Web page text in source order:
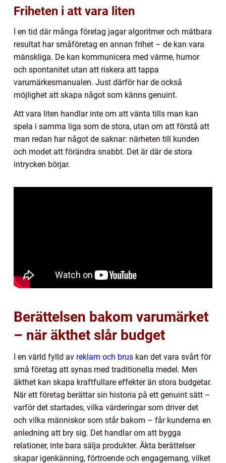
Friheten i att vara liten
I en tid där många företag jagar algoritmer och mätbara
resultat har småföretag en annan frihet – de kan vara
mänskliga. De kan kommunicera med värme, humor
och spontanitet utan att riskera att tappa
varumärkesmanualen. Just därför har de också
möjlighet att skapa något som känns genuint.
Att vara liten handlar inte om att vänta tills man kan
spela i samma liga som de stora, utan om att förstå att
man redan har något de saknar: närheten till kunden
och modet att förändra snabbt. Det är där de stora
intrycken börjar.
Berättelsen bakom varumärket
– när äkthet slår budget
I en värld fylld av reklam och brus kan det vara svårt för
små företag att synas med traditionella medel. Men
äkthet kan skapa kraftfullare effekter än stora budgetar.
När ett företag berättar sin historia på ett genuint sätt –
varför det startades, vilka värderingar som driver det
och vilka människor som står bakom – får kunderna en
anledning att bry sig. Det handlar om att bygga
relationer, inte bara sälja produkter. Äkta berättelser
skapar igenkänning, förtroende och engagemang, vilket